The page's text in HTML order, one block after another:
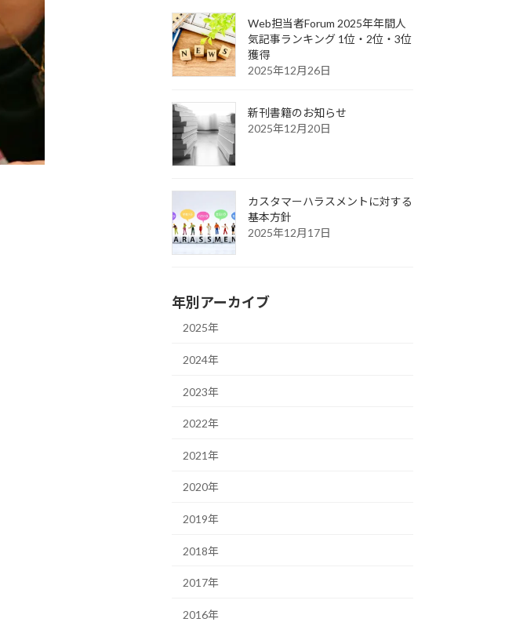
Web担当者Forum 2025年年間人
気記事ランキング 1位・2位・3位
獲得
2025年12月26日
新刊書籍のお知らせ
2025年12月20日
カスタマーハラスメントに対する
基本方針
2025年12月17日
年別アーカイブ
2025年
2024年
2023年
2022年
2021年
2020年
2019年
2018年
2017年
2016年